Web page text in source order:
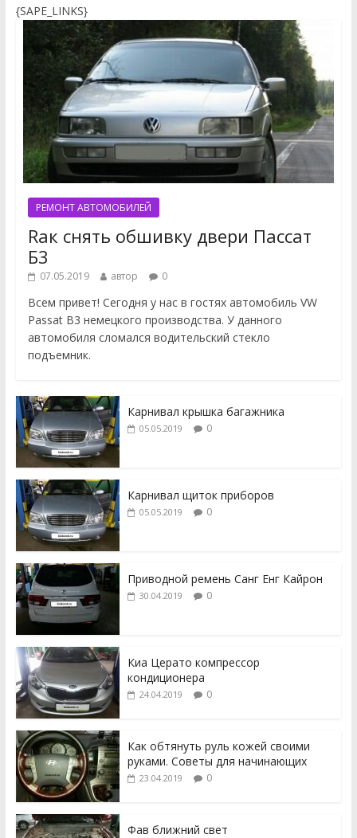
{SAPE_LINKS}
РЕМОНТ АВТОМОБИЛЕЙ
Rак снять обшивку двери Пассат
Б3
07.05.2019 автор 0
Всем привет! Сегодня у нас в гостях автомобиль VW
Passat B3 немецкого производства. У данного
автомобиля сломался водительский стекло
подъемник.
Карнивал крышка багажника
05.05.2019 0
Карнивал щиток приборов
05.05.2019 0
Приводной ремень Санг Енг Кайрон
30.04.2019 0
Киа Церато компрессор
кондиционера
24.04.2019 0
Как обтянуть руль кожей своими
руками. Советы для начинающих
23.04.2019 0
Фав ближний свет